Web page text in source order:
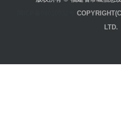
LTD.